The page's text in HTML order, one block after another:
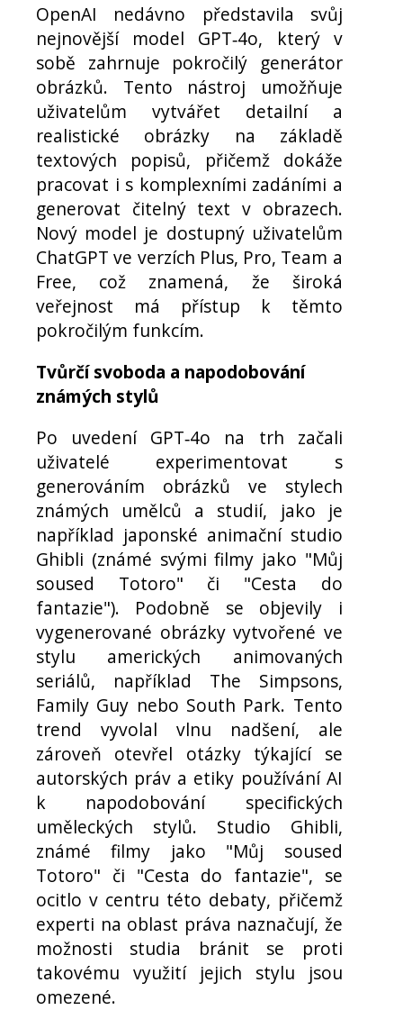
OpenAI nedávno představila svůj
nejnovější model GPT‑4o, který v
sobě zahrnuje pokročilý generátor
obrázků. Tento nástroj umožňuje
uživatelům vytvářet detailní a
realistické obrázky na základě
textových popisů, přičemž dokáže
pracovat i s komplexními zadáními a
generovat čitelný text v obrazech.
Nový model je dostupný uživatelům
ChatGPT ve verzích Plus, Pro, Team a
Free, což znamená, že široká
veřejnost má přístup k těmto
pokročilým funkcím.
Tvůrčí svoboda a napodobování
známých stylů
Po uvedení GPT‑4o na trh začali
uživatelé experimentovat s
generováním obrázků ve stylech
známých umělců a studií, jako je
například japonské animační studio
Ghibli (známé svými filmy jako "Můj
soused Totoro" či "Cesta do
fantazie"). Podobně se objevily i
vygenerované obrázky vytvořené ve
stylu amerických animovaných
seriálů, například The Simpsons,
Family Guy nebo South Park. Tento
trend vyvolal vlnu nadšení, ale
zároveň otevřel otázky týkající se
autorských práv a etiky používání AI
k napodobování specifických
uměleckých stylů. Studio Ghibli,
známé filmy jako "Můj soused
Totoro" či "Cesta do fantazie", se
ocitlo v centru této debaty, přičemž
experti na oblast práva naznačují, že
možnosti studia bránit se proti
takovému využití jejich stylu jsou
omezené.